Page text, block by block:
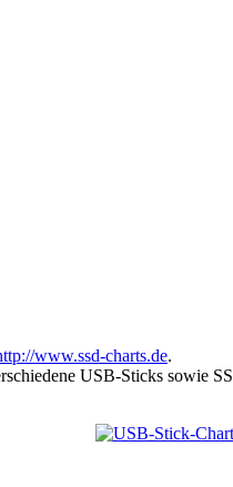
www.ssd-charts.de.
USB-Sticks sowie